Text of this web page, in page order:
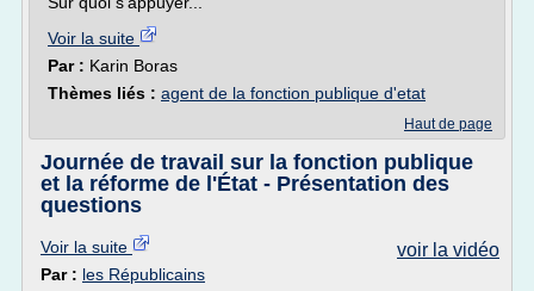
Voir la suite
Par : Karin Boras
Thèmes liés : agent de la fonction publique d'etat
Haut de page
Journée de travail sur la fonction publique
et la réforme de l'État - Présentation des
questions
voir la vidéo
Voir la suite
Par : les Républicains